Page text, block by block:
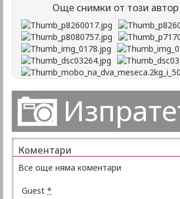
Още снимки от този автор
Коментари
Все още няма коментари
Guest *